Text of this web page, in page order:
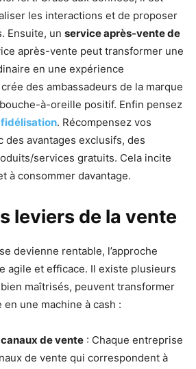
les interactions et de proposer
Ensuite, un service après-vente de
après-vente peut transformer une
en une expérience
des ambassadeurs de la marque
à-oreille positif. Enfin pensez
. Récompensez vos
des avantages exclusifs, des
services gratuits. Cela incite
à consommer davantage.
leviers de la vente
devienne rentable, l’approche
agile et efficace. Il existe plusieurs
maîtrisés, peuvent transformer
une machine à cash :
de vente : Chaque entreprise
de vente qui correspondent à